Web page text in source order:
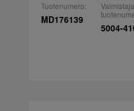
Tuotenumero:
MD176139
5004-